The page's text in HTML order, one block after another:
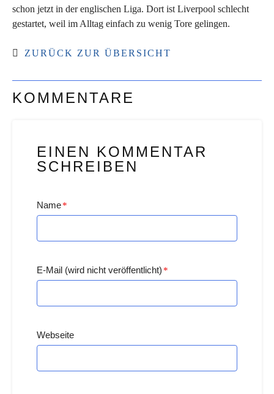
schon jetzt in der englischen Liga. Dort ist Liverpool schlecht
gestartet, weil im Alltag einfach zu wenig Tore gelingen.
ZURÜCK ZUR ÜBERSICHT
KOMMENTARE
EINEN KOMMENTAR
SCHREIBEN
Name*
E-Mail (wird nicht veröffentlicht) *
Webseite